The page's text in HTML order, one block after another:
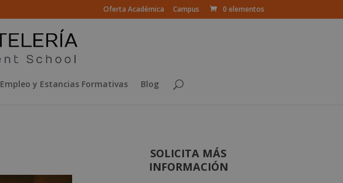
Oferta Académica Campus 0 elementos
Empleo y Estancias Formativas Blog
SOLICITA MÁS
INFORMACIÓN